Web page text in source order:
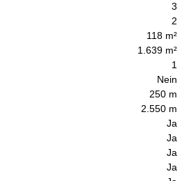
3
2
118 m²
1.639 m²
1
Nein
250 m
2.550 m
Ja
Ja
Ja
Ja